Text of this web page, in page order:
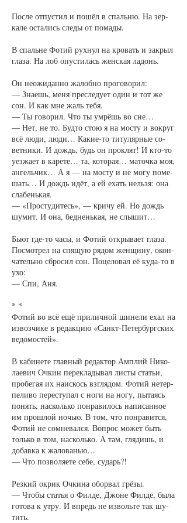
Пос­ле от­пус­тил и по­шёл в спаль­ню. На зер­
ка­ле оста­лись сле­ды от по­ма­ды.
В спаль­не Фо­тий рух­нул на кро­вать и за­крыл
гла­за. На лоб опус­ти­лась жен­ская ла­донь.
Он не­ожи­дан­но жа­лоб­но про­го­во­рил:
— Зна­ешь, ме­ня пре­сле­ду­ет один и тот же
сон. И как мне жаль те­бя.
— Ты го­во­рил. Что ты умрёшь во сне…
— Нет, не то. Буд­то стою я на мос­ту и во­круг
всё лю­ди, лю­ди… Ка­кие-то ти­ту­ляр­ные со­
вет­ни­ки. И до­ждь, будь он про­клят! И кто-то
уез­жа­ет в ка­ре­те… та, ко­то­рая… ма­точ­ка моя,
ан­гель­чик… А я — на мос­ту и не мо­гу по­ме­
шать… И до­ждь идёт, а ей ехать не­льзя: она
сла­бень­кая.
— «Прос­ту­ди­тесь», — кри­чу ей. Но до­ждь
шу­мит. И она, бед­нень­кая, не слы­шит…
Бьют где-то ча­сы, и Фо­тий от­кры­ва­ет гла­за.
По­смот­рел на спя­щую ря­дом жен­щи­ну, окон­
ча­тель­но сбро­сил сон. По­це­ло­вал её ку­да-то в
ухо:
— Спи, Аня.
* *
Фо­тий во всё ещё при­лич­ной ши­не­ли ехал на
из­воз­чи­ке в ре­дак­цию «Санкт-Пе­тер­бург­ских
ве­до­мос­тей».
В ка­би­не­те глав­ный ре­дак­тор Ам­плий Ни­ко­
ла­е­вич Оч­кин пе­ре­кла­ды­вал ли­с­ты статьи,
про­бе­гая их на­ис­кось взгля­дом. Фо­тий не­тер­
пе­ли­во пе­ре­сту­пал с но­ги на но­гу, пы­та­ясь
по­нять, на­сколь­ко по­нра­ви­лось на­пи­сан­ное
им про­ш­лой ночью. В том, что по­нра­вит­ся,
Фо­тий не со­мне­вал­ся. Во­прос мо­жет быть
толь­ко в том, на­сколь­ко. А там, гля­дишь, и
до­бав­ка к жа­ло­ванью…
— Что по­зво­ля­е­те се­бе, су­дарь?!
Рез­кий окрик Оч­ки­на обо­рвал грёзы.
— Что­бы статья о Фил­де, Джо­не Фил­де, бы­ла
го­то­ва к ут­ру. И впредь не из­воль­те так шу­
тить.